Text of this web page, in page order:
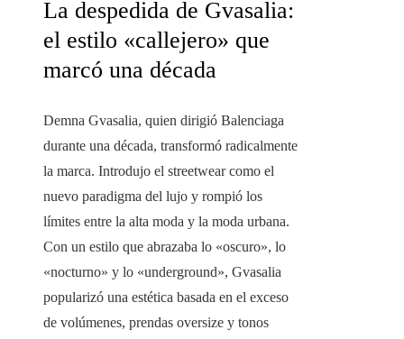
La despedida de Gvasalia:
el estilo «callejero» que
marcó una década
Demna Gvasalia, quien dirigió Balenciaga
durante una década, transformó radicalmente
la marca. Introdujo el streetwear como el
nuevo paradigma del lujo y rompió los
límites entre la alta moda y la moda urbana.
Con un estilo que abrazaba lo «oscuro», lo
«nocturno» y lo «underground», Gvasalia
popularizó una estética basada en el exceso
de volúmenes, prendas oversize y tonos